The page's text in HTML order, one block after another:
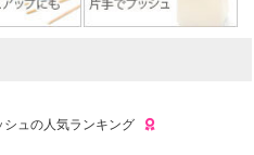
シュの人気ランキング